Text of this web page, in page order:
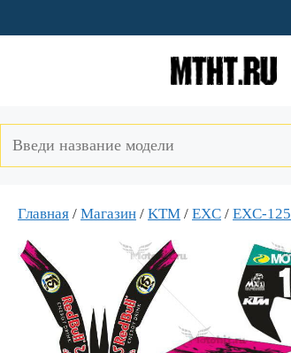
к
Главная / Магазин / KTM / EXC / EXC-125